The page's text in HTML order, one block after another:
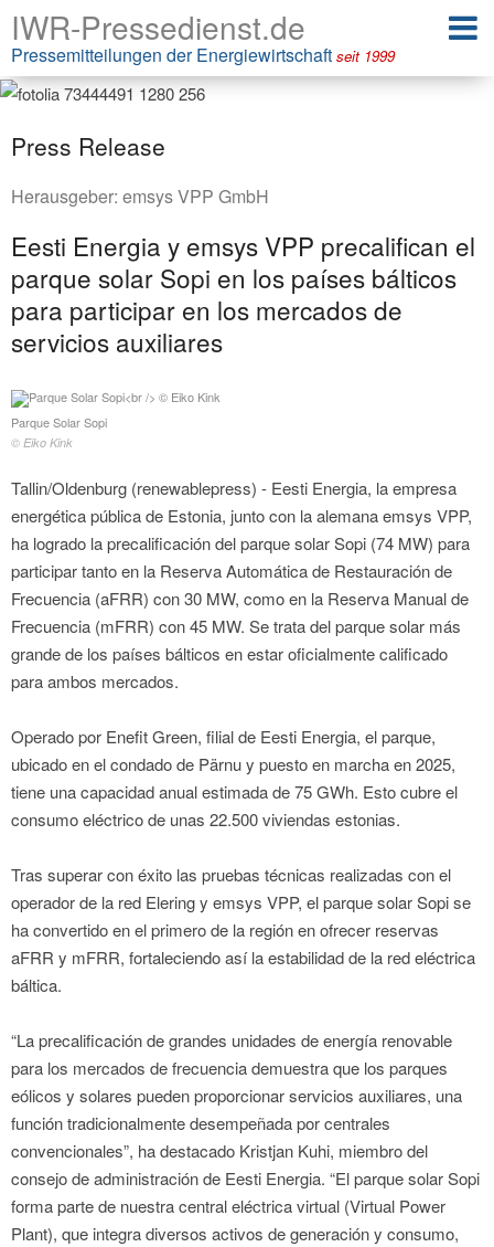
IWR-Pressedienst.de
Pressemitteilungen der Energiewirtschaft seit 1999
Press Release
Herausgeber: emsys VPP GmbH
Eesti Energia y emsys VPP precalifican el
parque solar Sopi en los países bálticos
para participar en los mercados de
servicios auxiliares
Parque Solar Sopi
© Eiko Kink
Tallin/Oldenburg (renewablepress) - Eesti Energia, la empresa
energética pública de Estonia, junto con la alemana emsys VPP,
ha logrado la precalificación del parque solar Sopi (74 MW) para
participar tanto en la Reserva Automática de Restauración de
Frecuencia (aFRR) con 30 MW, como en la Reserva Manual de
Frecuencia (mFRR) con 45 MW. Se trata del parque solar más
grande de los países bálticos en estar oficialmente calificado
para ambos mercados.
Operado por Enefit Green, filial de Eesti Energia, el parque,
ubicado en el condado de Pärnu y puesto en marcha en 2025,
tiene una capacidad anual estimada de 75 GWh. Esto cubre el
consumo eléctrico de unas 22.500 viviendas estonias.
Tras superar con éxito las pruebas técnicas realizadas con el
operador de la red Elering y emsys VPP, el parque solar Sopi se
ha convertido en el primero de la región en ofrecer reservas
aFRR y mFRR, fortaleciendo así la estabilidad de la red eléctrica
báltica.
“La precalificación de grandes unidades de energía renovable
para los mercados de frecuencia demuestra que los parques
eólicos y solares pueden proporcionar servicios auxiliares, una
función tradicionalmente desempeñada por centrales
convencionales”, ha destacado Kristjan Kuhi, miembro del
consejo de administración de Eesti Energia. “El parque solar Sopi
forma parte de nuestra central eléctrica virtual (Virtual Power
Plant), que integra diversos activos de generación y consumo,